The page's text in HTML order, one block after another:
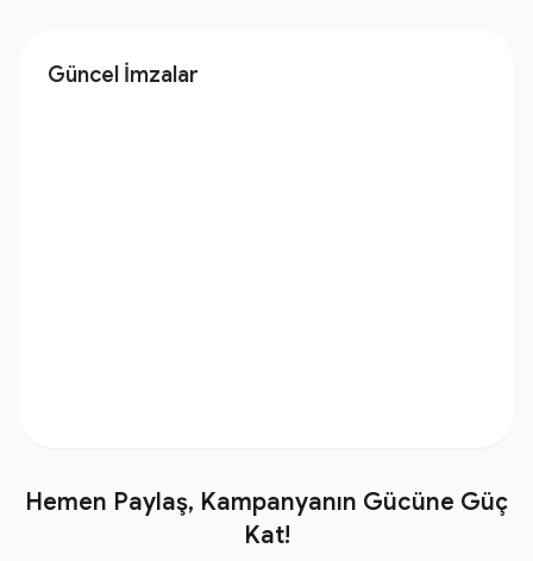
Güncel İmzalar
Hemen Paylaş, Kampanyanın Gücüne Güç
Kat!